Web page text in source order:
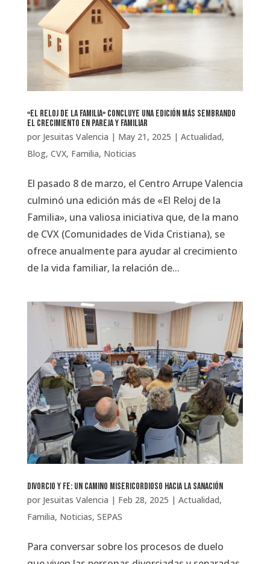
«El Reloj de la Familia» concluye una edición más sembrando
el crecimiento en pareja y familiar
por Jesuitas Valencia | May 21, 2025 | Actualidad,
Blog, CVX, Familia, Noticias
El pasado 8 de marzo, el Centro Arrupe Valencia
culminó una edición más de «El Reloj de la
Familia», una valiosa iniciativa que, de la mano
de CVX (Comunidades de Vida Cristiana), se
ofrece anualmente para ayudar al crecimiento
de la vida familiar, la relación de...
Divorcio y fe: un camino misericordioso hacia la sanación
por Jesuitas Valencia | Feb 28, 2025 | Actualidad,
Familia, Noticias, SEPAS
Para conversar sobre los procesos de duelo